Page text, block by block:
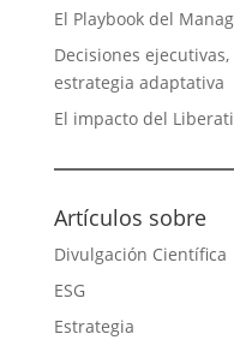
El Playbook del
Decisiones
estrategia adaptativa
El impacto del
Artículos sobre
Divulgación Científica
ESG
Estrategia